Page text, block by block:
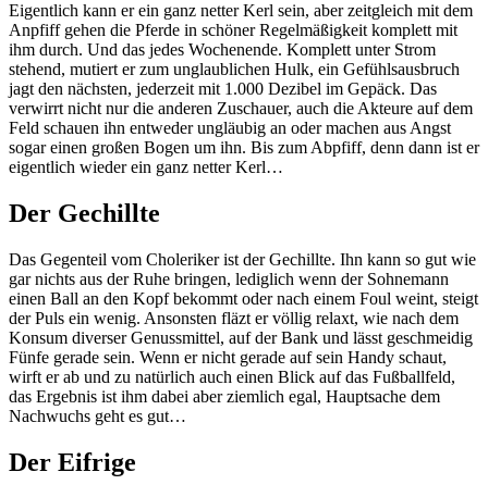
Eigentlich kann er ein ganz netter Kerl sein, aber zeitgleich mit dem
Anpfiff gehen die Pferde in schöner Regelmäßigkeit komplett mit
ihm durch. Und das jedes Wochenende. Komplett unter Strom
stehend, mutiert er zum unglaublichen Hulk, ein Gefühlsausbruch
jagt den nächsten, jederzeit mit 1.000 Dezibel im Gepäck. Das
verwirrt nicht nur die anderen Zuschauer, auch die Akteure auf dem
Feld schauen ihn entweder ungläubig an oder machen aus Angst
sogar einen großen Bogen um ihn. Bis zum Abpfiff, denn dann ist er
eigentlich wieder ein ganz netter Kerl…
Der Gechillte
Das Gegenteil vom Choleriker ist der Gechillte. Ihn kann so gut wie
gar nichts aus der Ruhe bringen, lediglich wenn der Sohnemann
einen Ball an den Kopf bekommt oder nach einem Foul weint, steigt
der Puls ein wenig. Ansonsten fläzt er völlig relaxt, wie nach dem
Konsum diverser Genussmittel, auf der Bank und lässt geschmeidig
Fünfe gerade sein. Wenn er nicht gerade auf sein Handy schaut,
wirft er ab und zu natürlich auch einen Blick auf das Fußballfeld,
das Ergebnis ist ihm dabei aber ziemlich egal, Hauptsache dem
Nachwuchs geht es gut…
Der Eifrige